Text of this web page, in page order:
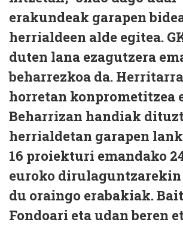
erakundeak garapen
herrialdeen alde egitea.
duten lana ezagutzera
beharrezkoa da.
horretan konprometitzea
Beharrizan handiak
herrialdetan garapen
16 proiekturi emandako
euroko dirulaguntzarekin
du oraingo erabakiak.
Fondoari eta udan beren